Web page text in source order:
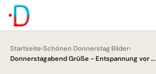
Startseite›Schönen Donnerstag Bilder›
Donnerstagabend Grüße - Entspannung vor ...